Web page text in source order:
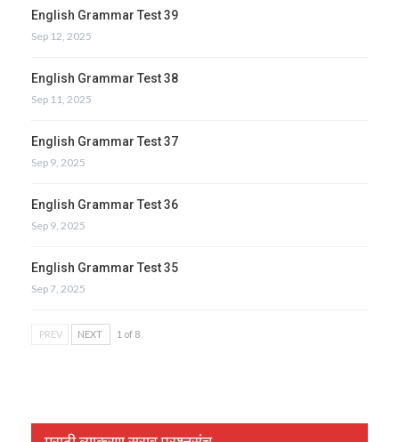
English Grammar Test 39
Sep 12, 2025
English Grammar Test 38
Sep 11, 2025
English Grammar Test 37
Sep 9, 2025
English Grammar Test 36
Sep 9, 2025
English Grammar Test 35
Sep 7, 2025
PREV NEXT 1 of 8